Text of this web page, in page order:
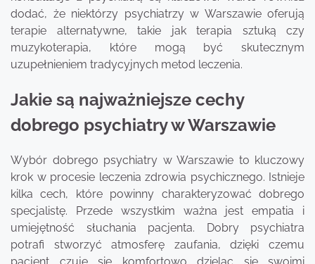
dodać, że niektórzy psychiatrzy w Warszawie oferują
terapie alternatywne, takie jak terapia sztuką czy
muzykoterapia, które mogą być skutecznym
uzupełnieniem tradycyjnych metod leczenia.
Jakie są najważniejsze cechy
dobrego psychiatry w Warszawie
Wybór dobrego psychiatry w Warszawie to kluczowy
krok w procesie leczenia zdrowia psychicznego. Istnieje
kilka cech, które powinny charakteryzować dobrego
specjalistę. Przede wszystkim ważna jest empatia i
umiejętność słuchania pacjenta. Dobry psychiatra
potrafi stworzyć atmosferę zaufania, dzięki czemu